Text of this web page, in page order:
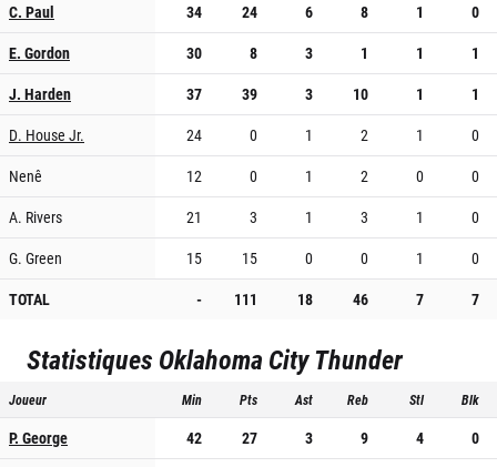
C. Paul
34 24 6 8 1
0
E. Gordon
30 8 3 1 1
1
J. Harden
37 39 3 10 1
1
D. House Jr.
24 0 1 2 1
0
Nenê
12 0 1 2 0
0
A. Rivers
21 3 1 3 1
0
G. Green
15 15 0 0 1
0
TOTAL
- 111 18 46 7 7
Statistiques Oklahoma City Thunder
Joueur Min Pts Ast Reb Stl Blk
P. George 42 27 3 9 4
0